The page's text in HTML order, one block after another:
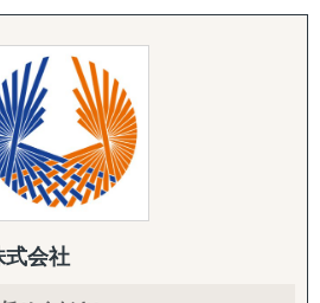
社の海外事業の成功に向けて、伴
す。
】
容】
べきかわからない」
は、**「海外進出の成功を"特
する」**ことをミッションに掲
を構想段階から実行・継続フェー
る海外ビジネス支援会社です。福
加え、米国ロサンゼルスに現地法
・在庫拠点を有し、日本側の戦略
を、同じチームでシームレスにつ
ます。
以上の日本企業の海外進出をご支
チン用品・伝統工芸品・スポーツ
式会社